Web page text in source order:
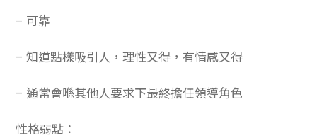
– 可靠
– 知道點樣吸引人，理性又得，有情感又得
– 通常會喺其他人要求下最終擔任領導角色
性格弱點：